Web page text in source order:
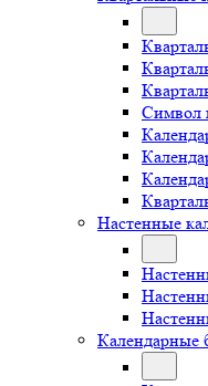
Символ
Настенные
Календарные